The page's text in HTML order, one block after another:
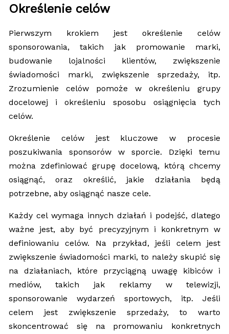
Określenie celów
Pierwszym krokiem jest określenie celów
sponsorowania, takich jak promowanie marki,
budowanie lojalności klientów, zwiększenie
świadomości marki, zwiększenie sprzedaży, itp.
Zrozumienie celów pomoże w określeniu grupy
docelowej i określeniu sposobu osiągnięcia tych
celów.
Określenie celów jest kluczowe w procesie
poszukiwania sponsorów w sporcie. Dzięki temu
można zdefiniować grupę docelową, którą chcemy
osiągnąć, oraz określić, jakie działania będą
potrzebne, aby osiągnąć nasze cele.
Każdy cel wymaga innych działań i podejść, dlatego
ważne jest, aby być precyzyjnym i konkretnym w
definiowaniu celów. Na przykład, jeśli celem jest
zwiększenie świadomości marki, to należy skupić się
na działaniach, które przyciągną uwagę kibiców i
mediów, takich jak reklamy w telewizji,
sponsorowanie wydarzeń sportowych, itp. Jeśli
celem jest zwiększenie sprzedaży, to warto
skoncentrować się na promowaniu konkretnych